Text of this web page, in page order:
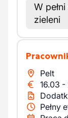
W
zieleni
Pelt
16.03 -
Pełny